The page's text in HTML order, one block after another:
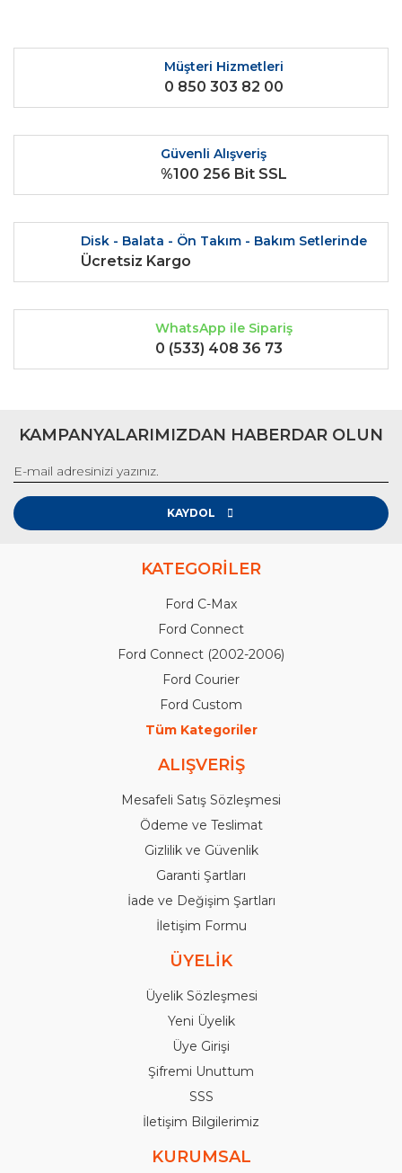
Bu ürüne benzer farklı alternatifler olmalı.
Gönder
Müşteri Hizmetleri
0 850 303 82 00
Güvenli Alışveriş
%100 256 Bit SSL
Disk - Balata - Ön Takım - Bakım Setlerinde
Ücretsiz Kargo
WhatsApp ile Sipariş
0 (533) 408 36 73
KAMPANYALARIMIZDAN HABERDAR OLUN
KAYDOL
KATEGORİLER
Ford C-Max
Ford Connect
Ford Connect (2002-2006)
Ford Courier
Ford Custom
Tüm Kategoriler
ALIŞVERİŞ
Mesafeli Satış Sözleşmesi
Ödeme ve Teslimat
Gizlilik ve Güvenlik
Garanti Şartları
İade ve Değişim Şartları
İletişim Formu
ÜYELİK
Üyelik Sözleşmesi
Yeni Üyelik
Üye Girişi
Şifremi Unuttum
SSS
İletişim Bilgilerimiz
KURUMSAL